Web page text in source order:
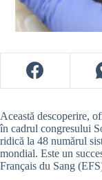
Această descoperire,
în cadrul congresului
ridică la 48 numărul
mondial. Este un
Français du Sang